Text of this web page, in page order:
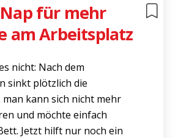
für mehr
am Arbeitsplatz
nicht: Nach dem
sinkt plötzlich die
kann sich nicht mehr
und möchte einfach
Jetzt hilft nur noch ein